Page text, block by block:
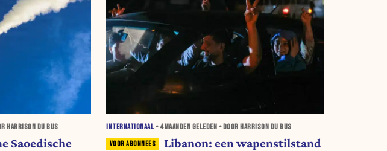
HARRISON DU BUS
Saoedische
INTERNATIONAAL • 4 MAANDEN GELEDEN • DOOR HARRISON DU BUS
Libanon: een wapenstilstand